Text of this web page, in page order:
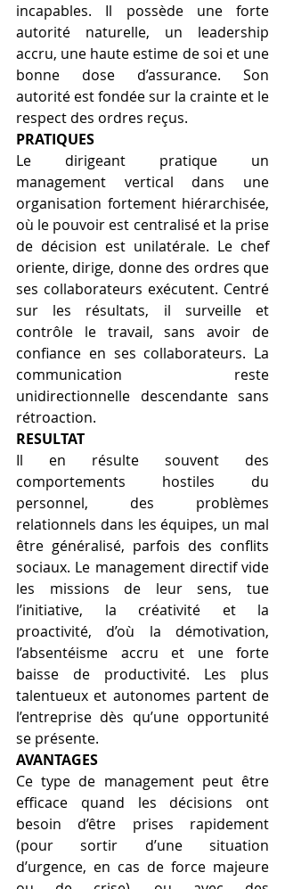
incapables. Il possède
une forte
autorité naturelle, un
leadership
accru, une haute estime de soi et une
bonne dose d’assurance. Son
autorité est fondée sur la crainte et le
respect des ordres reçus.
PRATIQUES
Le dirigeant pratique un
management vertical dans une
organisation fortement hiérarchisée,
où le pouvoir est centralisé et la prise
de décision est unilatérale. Le chef
oriente, dirige, donne des ordres que
ses collaborateurs exécutent. Centré
sur les résultats, il surveille et
contrôle le travail, sans avoir de
confiance en ses collaborateurs. La
communication reste
unidirectionnelle descendante sans
rétroaction.
RESULTAT
Il en résulte souvent des
comportements hostiles du
personnel, des problèmes
relationnels dans les équipes, un mal
être généralisé, parfois des conflits
sociaux. Le management directif vide
les missions de leur sens, tue
l’initiative, la créativité et la
proactivité, d’où la démotivation,
l’absentéisme accru et une forte
baisse de productivité. Les plus
talentueux et autonomes partent de
l’entreprise dès qu’une opportunité
se présente.
AVANTAGES
Ce type de management peut être
efficace quand les décisions ont
besoin d’être prises rapidement
(pour sortir d’une situation
d’urgence, en cas de force majeure